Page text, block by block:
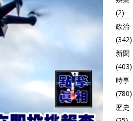
(2)
政治
(342)
新聞
(403)
時事
(780)
歷史